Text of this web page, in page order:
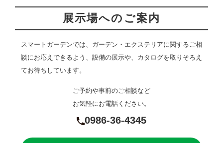
展示場へのご案内
スマートガーデンでは、ガーデン・エクステリアに関するご相
談にお応えできるよう、設備の展示や、カタログを取りそろえ
てお待ちしています。
ご予約や事前のご相談など
お気軽にお電話ください。
0986-36-4345